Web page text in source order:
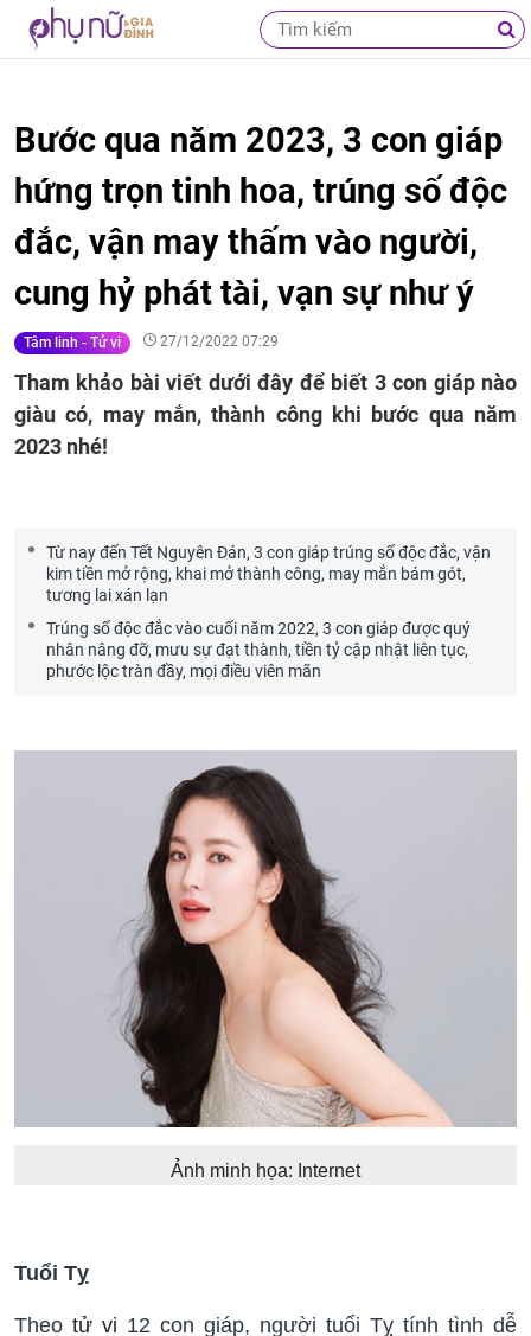
Bước qua năm 2023, 3 con giáp
hứng trọn tinh hoa, trúng số độc
đắc, vận may thấm vào người,
cung hỷ phát tài, vạn sự như ý
Tâm linh - Tử vi 27/12/2022 07:29
Tham khảo bài viết dưới đây để biết 3 con giáp nào
giàu có, may mắn, thành công khi bước qua năm
2023 nhé!
Từ nay đến Tết Nguyên Đán, 3 con giáp trúng số độc đắc, vận
kim tiền mở rộng, khai mở thành công, may mắn bám gót,
tương lai xán lạn
Trúng số độc đắc vào cuối năm 2022, 3 con giáp được quý
nhân nâng đỡ, mưu sự đạt thành, tiền tỷ cập nhật liên tục,
phước lộc tràn đầy, mọi điều viên mãn
Ảnh minh họa: Internet
Tuổi Tỵ
Theo tử vi 12 con giáp, người tuổi Tỵ tính tình dễ